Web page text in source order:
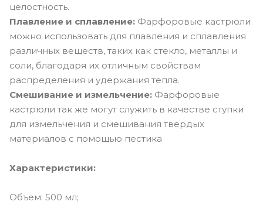
целостность.
Плавление и сплавление: Фарфоровые кастрюли
можно использовать для плавления и сплавления
различных веществ, таких как стекло, металлы и
соли, благодаря их отличным свойствам
распределения и удержания тепла.
Смешивание и измельчение: Фарфоровые
кастрюли так же могут служить в качестве ступки
для измельчения и смешивания твердых
материалов с помощью пестика
Характеристики:
Объем: 500 мл;